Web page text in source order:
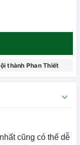
thành Phan Thiết
cũng có thể dễ